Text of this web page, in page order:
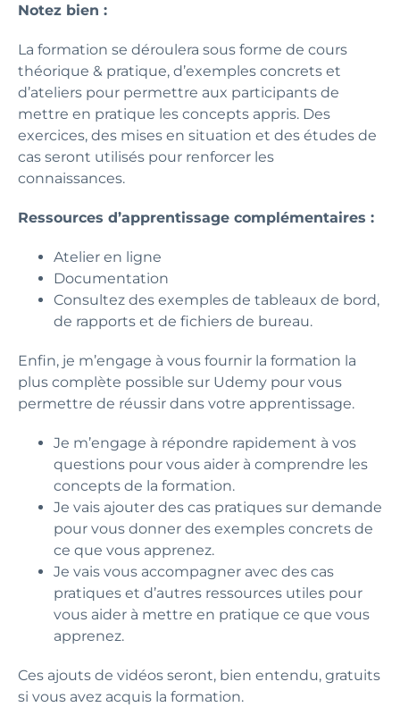
Notez bien :
La formation se déroulera sous forme de cours
théorique & pratique, d’exemples concrets et
d’ateliers pour permettre aux participants de
mettre en pratique les concepts appris. Des
exercices, des mises en situation et des études de
cas seront utilisés pour renforcer les
connaissances.
Ressources d’apprentissage complémentaires :
Atelier en ligne
Documentation
Consultez des exemples de tableaux de bord,
de rapports et de fichiers de bureau.
Enfin, je m’engage à vous fournir la formation la
plus complète possible sur Udemy pour vous
permettre de réussir dans votre apprentissage.
Je m’engage à répondre rapidement à vos
questions pour vous aider à comprendre les
concepts de la formation.
Je vais ajouter des cas pratiques sur demande
pour vous donner des exemples concrets de
ce que vous apprenez.
Je vais vous accompagner avec des cas
pratiques et d’autres ressources utiles pour
vous aider à mettre en pratique ce que vous
apprenez.
Ces ajouts de vidéos seront, bien entendu, gratuits
si vous avez acquis la formation.